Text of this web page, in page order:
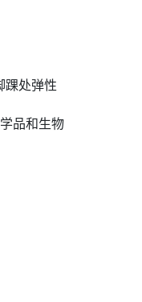
踝处弹性
品和生物